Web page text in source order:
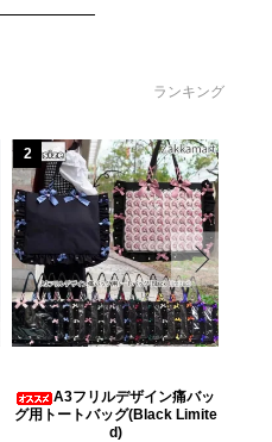
ランキング
2
A3フリルデザイン痛バッ
グ用トートバッグ(Black Limite
d)